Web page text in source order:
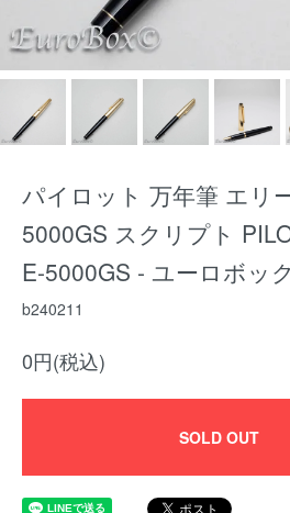
パイロット 万年筆 エリ
5000GS スクリプト
E-5000GS - ユーロボッ
b240211
0円(税込)
SOLD OUT